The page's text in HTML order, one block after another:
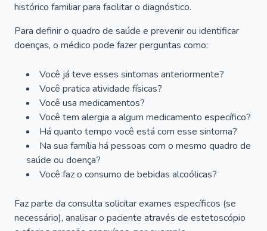
histórico familiar para facilitar o diagnóstico.
Para definir o quadro de saúde e prevenir ou identificar
doenças, o médico pode fazer perguntas como:
Você já teve esses sintomas anteriormente?
Você pratica atividade físicas?
Você usa medicamentos?
Você tem alergia a algum medicamento específico?
Há quanto tempo você está com esse sintoma?
Na sua família há pessoas com o mesmo quadro de
saúde ou doença?
Você faz o consumo de bebidas alcoólicas?
Faz parte da consulta solicitar exames específicos (se
necessário), analisar o paciente através de estetoscópio